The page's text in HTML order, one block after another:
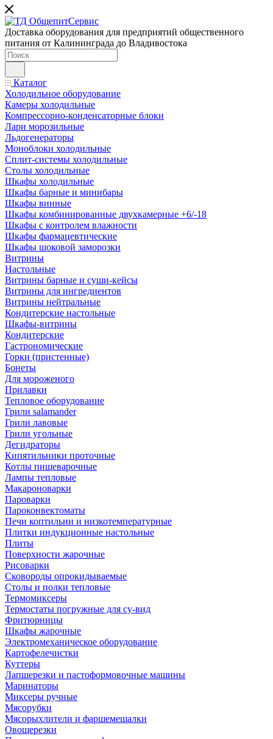
Доставка оборудования для предприятий общественного
питания от Калининграда до Владивостока
Каталог
Холодильное оборудование
Камеры холодильные
Компрессорно-конденсаторные блоки
Лари морозильные
Льдогенераторы
Моноблоки холодильные
Сплит-системы холодильные
Столы холодильные
Шкафы холодильные
Шкафы барные и минибары
Шкафы винные
Шкафы комбинированные двухкамерные +6/-18
Шкафы с контролем влажности
Шкафы фармацевтические
Шкафы шоковой заморозки
Витрины
Настольные
Витрины барные и суши-кейсы
Витрины для ингредиентов
Витрины нейтральные
Кондитерские настольные
Шкафы-витрины
Кондитерские
Гастрономические
Горки (пристенные)
Бонеты
Для мороженого
Прилавки
Тепловое оборудование
Грили salamander
Грили лавовые
Грили угольные
Дегидраторы
Кипятильники проточные
Котлы пищеварочные
Лампы тепловые
Макароноварки
Пароварки
Пароконвектоматы
Печи коптильни и низкотемпературные
Плитки индукционные настольные
Плиты
Поверхности жарочные
Рисоварки
Сковороды опрокидываемые
Столы и полки тепловые
Термомиксеры
Термостаты погружные для су-вид
Фритюрницы
Шкафы жарочные
Электромеханическое оборудование
Картофелечистки
Куттеры
Лапшерезки и пастоформовочные машины
Маринаторы
Миксеры ручные
Мясорубки
Мясорыхлители и фаршемешалки
Овощерезки